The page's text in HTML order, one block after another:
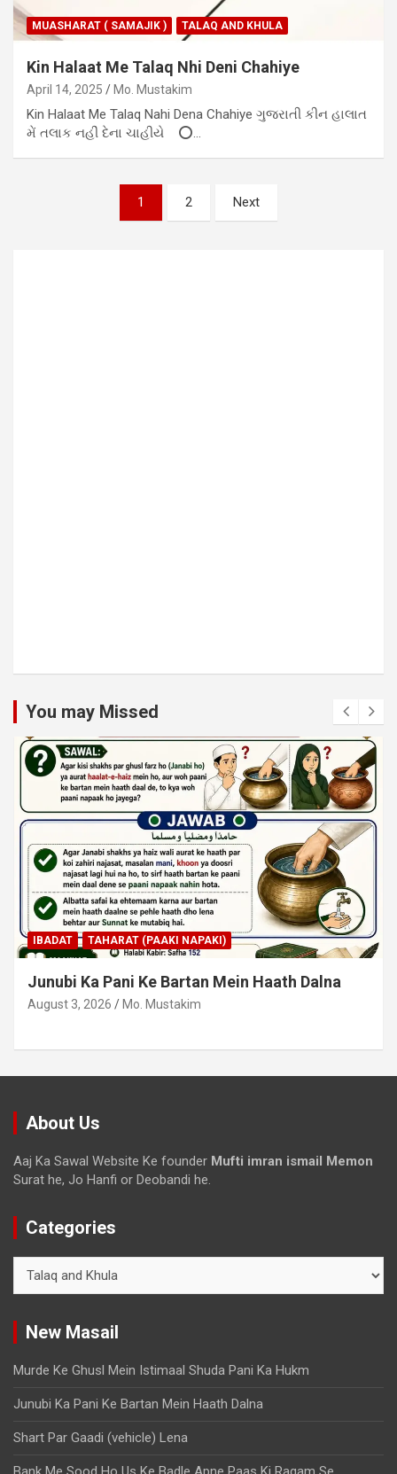
MUASHARAT ( SAMAJIK ) TALAQ AND KHULA
Kin Halaat Me Talaq Nhi Deni Chahiye
April 14, 2025 Mo. Mustakim
Kin Halaat Me Talaq Nahi Dena Chahiye ગુજરાતી કીન હાલાત
મેં તલાક નહીં દેના ચાહીયે ⭕…
1 2 Next
You may Missed
IBADAT TAHARAT (PAAKI NAPAKI)
Junubi Ka Pani Ke Bartan Mein Haath Dalna
August 3, 2026 Mo. Mustakim
About Us
Aaj Ka Sawal Website Ke founder Mufti imran ismail Memon
Surat he, Jo Hanfi or Deobandi he.
Categories
New Masail
Murde Ke Ghusl Mein Istimaal Shuda Pani Ka Hukm
Junubi Ka Pani Ke Bartan Mein Haath Dalna
Shart Par Gaadi (vehicle) Lena